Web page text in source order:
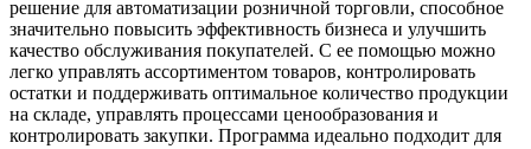
решение для автоматизации розничной торговли, способное
значительно повысить эффективность бизнеса и улучшить
качество обслуживания покупателей. С ее помощью можно
легко управлять ассортиментом товаров, контролировать
остатки и поддерживать оптимальное количество продукции
на складе, управлять процессами ценообразования и
контролировать закупки. Программа идеально подходит для